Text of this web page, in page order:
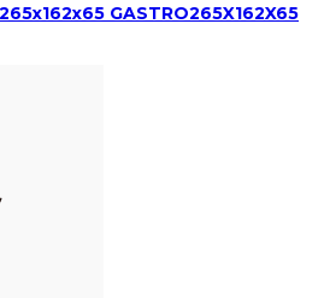
GASTRO265X162X65